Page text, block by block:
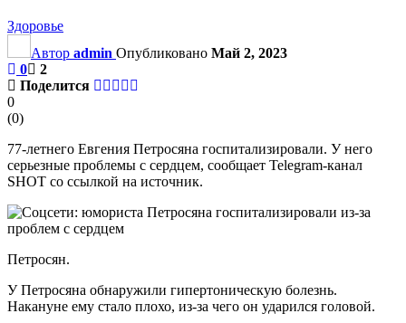
Здоровье
Автор admin Опубликовано Май 2, 2023
0
2
Поделится
0
(0)
77-летнего Евгения Петросяна госпитализировали. У него
серьезные проблемы с сердцем, сообщает Telegram-канал
SHOT со ссылкой на источник.
Петросян.
У Петросяна обнаружили гипертоническую болезнь.
Накануне ему стало плохо, из-за чего он ударился головой.